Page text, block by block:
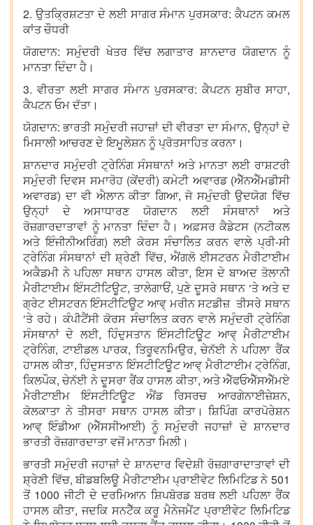
2. ਉਤਕ੍ਰਿਸ਼ਟਤਾ ਦੇ ਲਈ ਸਾਗਰ ਸੰਮਾਨ ਪੁਰਸਕਾਰ: ਕੈਪਟਨ ਕਮਲ
ਕਾਂਤ ਚੌਧਰੀ
ਯੋਗਦਾਨ: ਸਮੁੰਦਰੀ ਖੇਤਰ ਵਿੱਚ ਲਗਾਤਾਰ ਸ਼ਾਨਦਾਰ ਯੋਗਦਾਨ ਨੂੰ
ਮਾਨਤਾ ਦਿੰਦਾ ਹੈ।
3. ਵੀਰਤਾ ਲਈ ਸਾਗਰ ਸੰਮਾਨ ਪੁਰਸਕਾਰ: ਕੈਪਟਨ ਸੁਬੀਰ ਸਾਹਾ,
ਕੈਪਟਨ ਓਮ ਦੱਤਾ।
ਯੋਗਦਾਨ: ਭਾਰਤੀ ਸਮੁੰਦਰੀ ਜਹਾਜ਼ਾਂ ਦੀ ਵੀਰਤਾ ਦਾ ਸੰਮਾਨ, ਉਨ੍ਹਾਂ ਦੇ
ਮਿਸਾਲੀ ਆਚਰਣ ਦੇ ਇਮੂਲੇਸ਼ਨ ਨੂੰ ਪ੍ਰੋਤਸਾਹਿਤ ਕਰਨਾ।
ਸ਼ਾਨਦਾਰ ਸਮੁੰਦਰੀ ਟ੍ਰੇਨਿੰਗ ਸੰਸਥਾਨਾਂ ਅਤੇ ਮਾਨਤਾ ਲਈ ਰਾਸ਼ਟਰੀ
ਸਮੁੰਦਰੀ ਦਿਵਸ ਸਮਾਰੋਹ (ਕੇਂਦਰੀ) ਕਮੇਟੀ ਅਵਾਰਡ (ਐੱਨਐੱਮਡੀਸੀ
ਅਵਾਰਡ) ਦਾ ਵੀ ਐਲਾਨ ਕੀਤਾ ਗਿਆ, ਜੋ ਸਮੁੰਦਰੀ ਉਦਯੋਗ ਵਿੱਚ
ਉਨ੍ਹਾਂ ਦੇ ਅਸਾਧਾਰਣ ਯੋਗਦਾਨ ਲਈ ਸੰਸਥਾਨਾਂ ਅਤੇ
ਰੋਜ਼ਗਾਰਦਾਤਾਵਾਂ ਨੂੰ ਮਾਨਤਾ ਦਿੰਦਾ ਹੈ। ਅਫ਼ਸਰ ਕੈਡੇਟਸ (ਨਟੀਕਲ
ਅਤੇ ਇੰਜੀਨੀਅਰਿੰਗ) ਲਈ ਕੋਰਸ ਸੰਚਾਲਿਤ ਕਰਨ ਵਾਲੇ ਪ੍ਰੀ-ਸੀ
ਟ੍ਰੇਨਿੰਗ ਸੰਸਥਾਨਾਂ ਦੀ ਸ਼੍ਰੇਣੀ ਵਿੱਚ, ਐਂਗਲੋ ਈਸਟਰਨ ਮੈਰੀਟਾਈਮ
ਅਕੈਡਮੀ ਨੇ ਪਹਿਲਾ ਸਥਾਨ ਹਾਸਲ ਕੀਤਾ, ਇਸ ਦੇ ਬਾਅਦ ਤੋਲਾਨੀ
ਮੈਰੀਟਾਈਮ ਇੰਸਟੀਟਿਊਟ, ਤਾਲੇਗਾਓਂ, ਪੁਣੇ ਦੂਸਰੇ ਸਥਾਨ ‘ਤੇ ਅਤੇ ਦ
ਗ੍ਰੇਟ ਈਸਟਰਨ ਇੰਸਟੀਟਿਊਟ ਆਵ੍ ਮਰੀਨ ਸਟਡੀਜ਼ ਤੀਸਰੇ ਸਥਾਨ
‘ਤੇ ਰਹੇ। ਕੰਪੀਟੈਂਸੀ ਕੋਰਸ ਸੰਚਾਲਿਤ ਕਰਨ ਵਾਲੇ ਸਮੁੰਦਰੀ ਟ੍ਰੇਨਿੰਗ
ਸੰਸਥਾਨਾਂ ਦੇ ਲਈ, ਹਿੰਦੁਸਤਾਨ ਇੰਸਟੀਟਿਊਟ ਆਵ੍ ਮੈਰੀਟਾਈਮ
ਟ੍ਰੇਨਿੰਗ, ਟਾਈਡਲ ਪਾਰਕ, ਤਿਰੂਵਨਮਿਉਰ, ਚੇਨੱਈ ਨੇ ਪਹਿਲਾ ਰੈਂਕ
ਹਾਸਲ ਕੀਤਾ, ਹਿੰਦੁਸਤਾਨ ਇੰਸਟੀਟਿਊਟ ਆਵ੍ ਮੈਰੀਟਾਈਮ ਟ੍ਰੇਨਿੰਗ,
ਕਿਲਪੌਕ, ਚੇਨੱਈ ਨੇ ਦੂਸਰਾ ਰੈਂਕ ਹਾਸਲ ਕੀਤਾ, ਅਤੇ ਐੱਫਓਐੱਸਐੱਮਏ
ਮੈਰੀਟਾਈਮ ਇੰਸਟੀਟਿਊਟ ਐਂਡ ਰਿਸਰਚ ਆਰਗੇਨਾਈਜ਼ੇਸ਼ਨ,
ਕੋਲਕਾਤਾ ਨੇ ਤੀਸਰਾ ਸਥਾਨ ਹਾਸਲ ਕੀਤਾ। ਸ਼ਿਪਿੰਗ ਕਾਰਪੋਰੇਸ਼ਨ
ਆਵ੍ ਇੰਡੀਆ (ਐੱਸਸੀਆਈ) ਨੂੰ ਸਮੁੰਦਰੀ ਜਹਾਜ਼ਾਂ ਦੇ ਸ਼ਾਨਦਾਰ
ਭਾਰਤੀ ਰੋਜ਼ਗਾਰਦਾਤਾ ਵਜੋਂ ਮਾਨਤਾ ਮਿਲੀ।
ਭਾਰਤੀ ਸਮੁੰਦਰੀ ਜਹਾਜ਼ਾਂ ਦੇ ਸ਼ਾਨਦਾਰ ਵਿਦੇਸ਼ੀ ਰੋਜ਼ਗਾਰਾਦਾਤਾਵਾਂ ਦੀ
ਸ਼੍ਰੇਣੀ ਵਿੱਚ, ਬੀਡਬਲਿਊ ਮੈਰੀਟਾਈਮ ਪ੍ਰਾਈਵੇਟ ਲਿਮਿਟਿਡ ਨੇ 501
ਤੋਂ 1000 ਜੀਟੀ ਦੇ ਦਰਮਿਆਨ ਸ਼ਿਪਬੋਰਡ ਬਰਥ ਲਈ ਪਹਿਲਾ ਰੈਂਕ
ਹਾਸਲ ਕੀਤਾ, ਜਦਕਿ ਸਨਟੈੱਕ ਕਰੂ ਮੈਨੇਜਮੈਂਟ ਪ੍ਰਾਈਵੇਟ ਲਿਮਿਟਿਡ